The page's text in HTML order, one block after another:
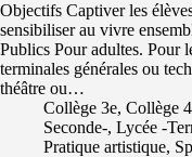
Objectifs Captiver les
sensibiliser au vivre
Publics Pour adultes. Pour
terminales générales ou
théâtre ou…
Collège 3e, Collège
Seconde-, Lycée -
Pratique artistique,